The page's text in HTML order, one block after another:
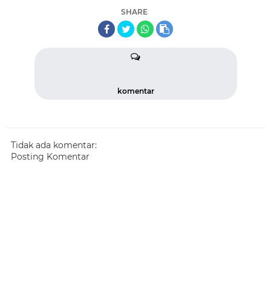
SHARE
komentar
Tidak ada komentar:
Posting Komentar